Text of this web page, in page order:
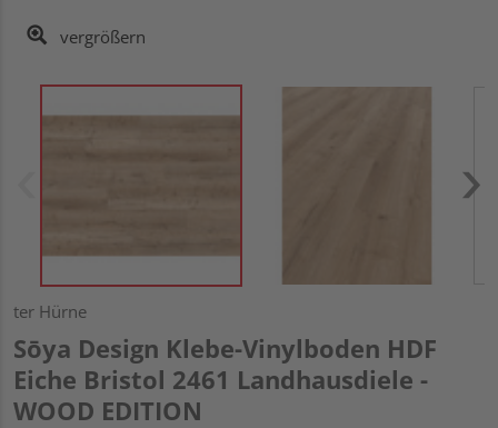
vergrößern
ter Hürne
Sōya Design Klebe-Vinylboden HDF
Eiche Bristol 2461 Landhausdiele -
WOOD EDITION